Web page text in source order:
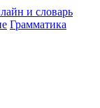
Грамматика